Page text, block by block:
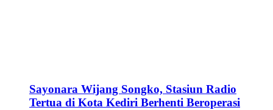
Sayonara Wijang Songko, Stasiun Radio
Tertua di Kota Kediri Berhenti Beroperasi